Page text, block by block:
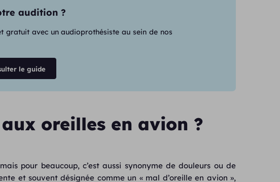
audition ?
gratuit avec un audioprothésiste au sein de nos
le guide
oreilles en avion ?
pour beaucoup, c’est aussi synonyme de douleurs ou de
et souvent désignée comme un « mal d’oreille en avion »,